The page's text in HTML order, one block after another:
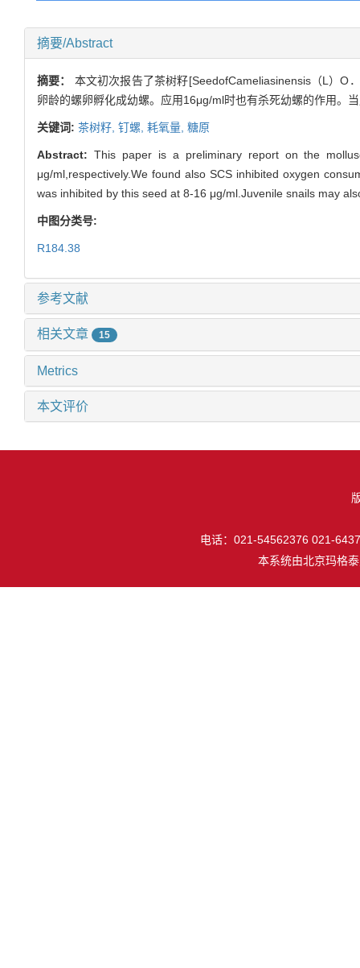
摘要/Abstract
摘要： 本文初次报告了茶树籽[SeedofCameliasinensis（L）O
卵龄的螺卵孵化成幼螺。应用16μg/ml时也有杀死幼螺的作用。
关键词: 茶树籽, 钉螺, 耗氧量, 糖原
Abstract: This paper is a preliminary report on the
μg/ml,respectively.We found also SCS inhibited oxygen
was inhibited by this seed at 8-16 μg/ml.Juvenile snails may
中图分类号:
R184.38
参考文献
相关文章 15
Metrics
本文评价
电话：021-54562376 021-
本系统由北京玛格